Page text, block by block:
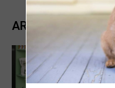
ARTIGOS
DOG